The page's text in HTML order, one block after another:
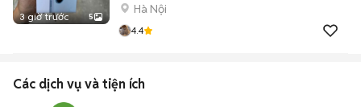
3 giờ trước 5
Hà Nội
4.4
Các dịch vụ và tiện ích